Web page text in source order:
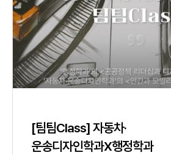
[팀팀Class] 자동차·
운송디자인학과X행정학과